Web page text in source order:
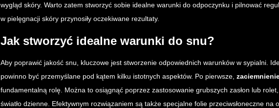
wygląd skóry. Warto zatem stworzyć sobie idealne warunki do odpoczynku i pilnować
w pielęgnacji skóry przynosiły oczekiwane rezultaty.
Jak stworzyć idealne warunki do snu?
Aby poprawić jakość snu, kluczowe jest stworzenie odpowiednich warunków w sypialni.
powinno być przemyślane pod kątem kilku istotnych aspektów. Po pierwsze,
fundamentalną rolę. Można to osiągnąć poprzez zastosowanie grubszych zasłon lub
światło dzienne. Efektywnym rozwiązaniem są także specjalne folie przeciwsłoneczne na